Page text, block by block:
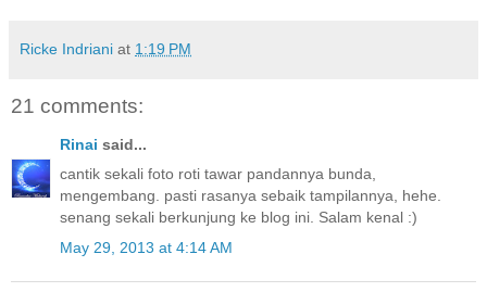
Ricke Indriani at 1:19 PM
21 comments:
Rinai said...
cantik sekali foto roti tawar pandannya bunda,
mengembang. pasti rasanya sebaik tampilannya, hehe.
senang sekali berkunjung ke blog ini. Salam kenal :)
May 29, 2013 at 4:14 AM